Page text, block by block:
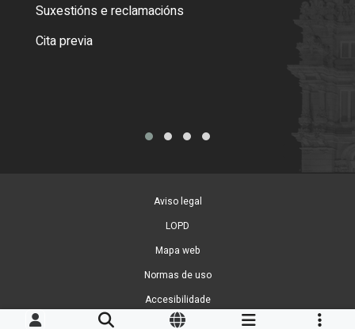
Suxestións e reclamacións
Cita previa
Aviso legal
LOPD
Mapa web
Normas de uso
Accesibilidade
Xestión de cookies